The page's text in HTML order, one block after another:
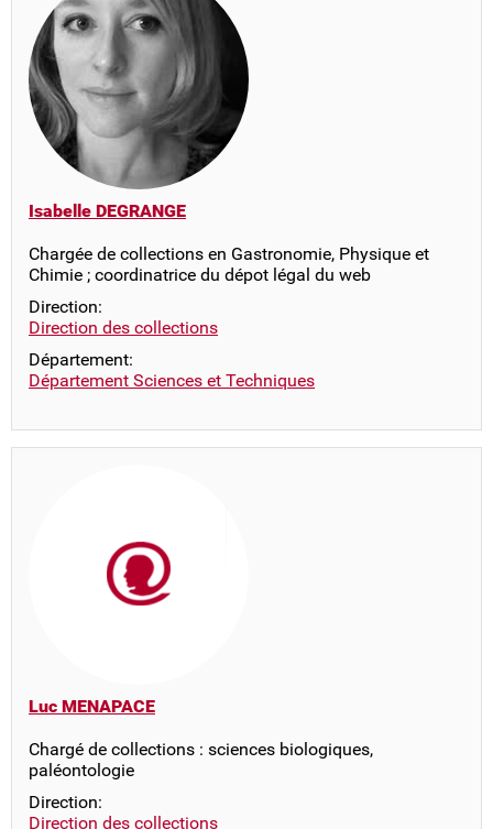
Isabelle DEGRANGE
Chargée de collections en Gastronomie, Physique et
Chimie ; coordinatrice du dépot légal du web
Direction:
Direction des collections
Département:
Département Sciences et Techniques
Luc MENAPACE
Chargé de collections : sciences biologiques,
paléontologie
Direction:
Direction des collections